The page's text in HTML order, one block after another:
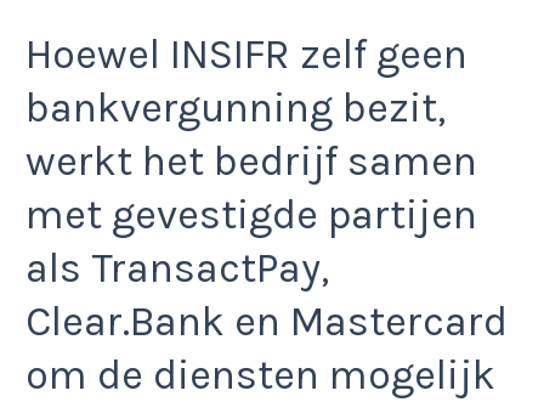
Hoewel INSIFR zelf geen
bankvergunning bezit,
werkt het bedrijf samen
met gevestigde partijen
als TransactPay,
Clear.Bank en Mastercard
om de diensten mogelijk